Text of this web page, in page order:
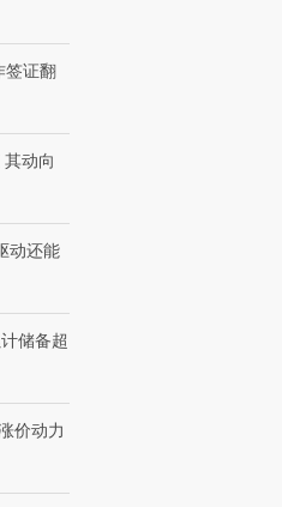
签证翻
动向
动还能
储备超
价动力